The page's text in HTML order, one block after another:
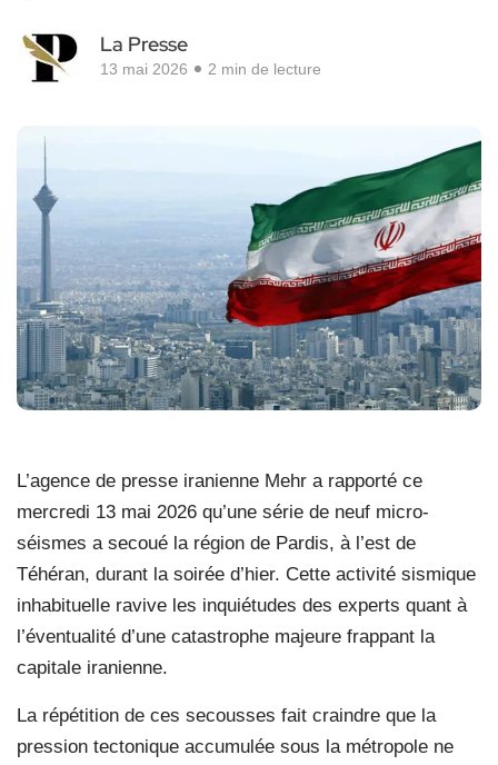
La Presse
13 mai 2026 2 min de lecture
L’agence de presse iranienne Mehr a rapporté ce
mercredi 13 mai 2026 qu’une série de neuf micro-
séismes a secoué la région de Pardis, à l’est de
Téhéran, durant la soirée d’hier. Cette activité sismique
inhabituelle ravive les inquiétudes des experts quant à
l’éventualité d’une catastrophe majeure frappant la
capitale iranienne.
La répétition de ces secousses fait craindre que la
pression tectonique accumulée sous la métropole ne